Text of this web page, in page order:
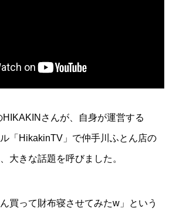
HIKAKINさんが、自身が運営する
「HikakinTV」で仲手川ふとん店の
大きな話題を呼びました。
買って財布寝させてみたw」という